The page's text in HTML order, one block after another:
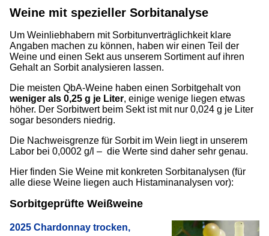
Weine mit spezieller Sorbitanalyse
Um Weinliebhabern mit Sorbitunverträglichkeit klare
Angaben machen zu können, haben wir einen Teil der
Weine und einen Sekt aus unserem Sortiment auf ihren
Gehalt an Sorbit analysieren lassen.
Die meisten QbA-Weine haben einen Sorbitgehalt von
weniger als 0,25 g je Liter, einige wenige liegen etwas
höher. Der Sorbitwert beim Sekt ist mit nur 0,024 g je Liter
sogar besonders niedrig.
Die Nachweisgrenze für Sorbit im Wein liegt in unserem
Labor bei 0,0002 g/l – die Werte sind daher sehr genau.
Hier finden Sie Weine mit konkreten Sorbitanalysen (für
alle diese Weine liegen auch Histaminanalysen vor):
Sorbitgeprüfte Weißweine
2025 Chardonnay trocken,